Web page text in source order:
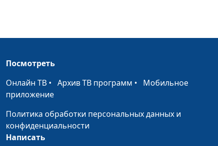
человека
священнослужитель
(вторая часть)
Главное - мудрость
(первая часть)
Николай Кунцевич,
Духовное
младенчество
Николай Кунцевич,
Посмотреть
Онлайн ТВ • Архив ТВ программ • Мобильное
приложение
Политика обработки персональных данных и
конфиденциальности
Написать